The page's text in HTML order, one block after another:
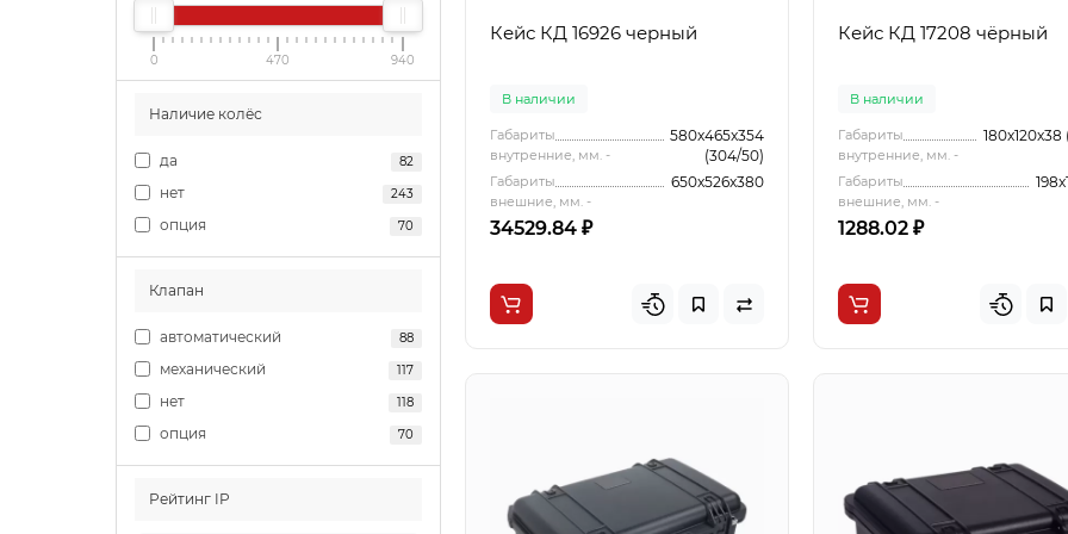
0 470 940
Наличие колёс
да 82
нет 243
опция 70
Клапан
автоматический 88
механический 117
нет 118
опция 70
Рейтинг IP
Кейс КД 16926 черный
В наличии
Габариты
внутренние, мм. -
580x465x354
(304/50)
Габариты
внешние, мм. -
650x526x380
34529.84 ₽
Кейс КД 17208 чёрный
В наличии
Габариты
внутренние, мм. -
180x120x38
Габариты
внешние, мм. -
1288.02 ₽